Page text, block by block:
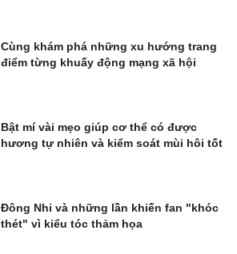
Cùng khám phá những xu hướng trang
điểm từng khuấy động mạng xã hội
Bật mí vài mẹo giúp cơ thể có được
hương tự nhiên và kiểm soát mùi hôi tốt
Đông Nhi và những lần khiến fan "khóc
thét" vì kiểu tóc thảm họa